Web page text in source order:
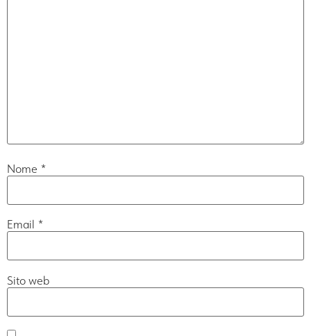
Nome *
Email *
Sito web